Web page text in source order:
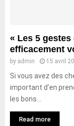
« Les 5
efficacement
by admin 15 avril
Si vous avez des
important d’en
les bons...
Read more